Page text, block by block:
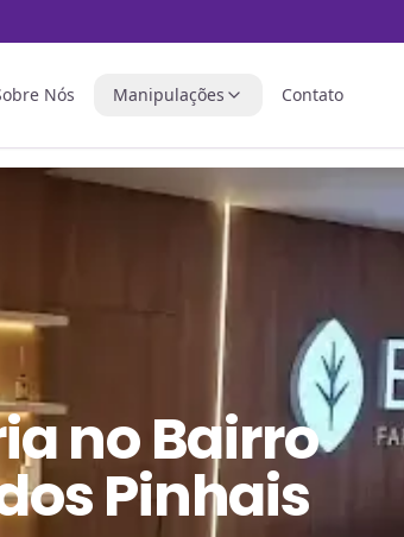
Nós Manipulações Contato
noBairro
Pinhais